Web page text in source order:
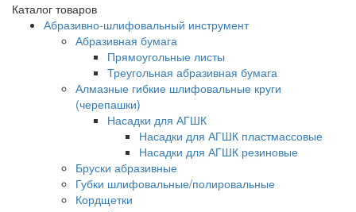
Каталог товаров
Абразивно-шлифовальный инструмент
Абразивная бумага
Прямоугольные листы
Треугольная абразивная бумага
Алмазные гибкие шлифовальные круги
(черепашки)
Насадки для АГШК
Насадки для АГШК пластмассовые
Насадки для АГШК резиновые
Бруски абразивные
Губки шлифовальные/полировальные
Кордщетки